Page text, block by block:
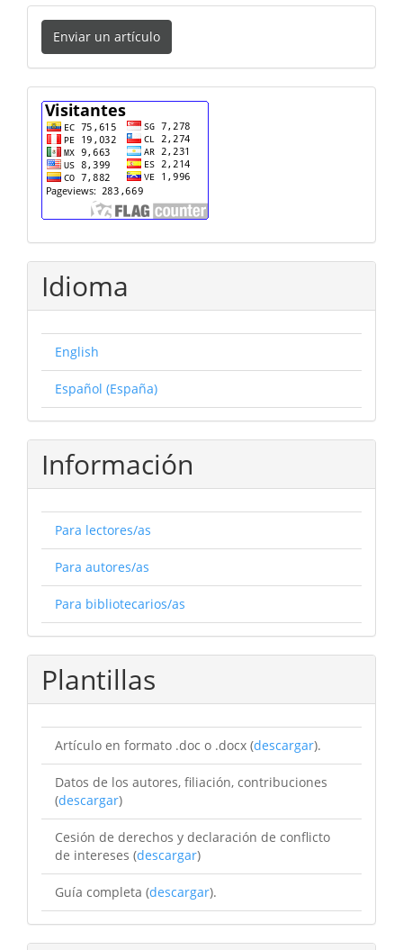
Enviar
un
artículo
Enviar un artículo
cuenta
Idioma
English
Español (España)
Información
Para lectores/as
Para autores/as
Para bibliotecarios/as
Plantillas
Artículo en formato .doc o .docx (descargar).
Datos de los autores, filiación, contribuciones
(descargar)
Cesión de derechos y declaración de conflicto
de intereses (descargar)
Guía completa (descargar).